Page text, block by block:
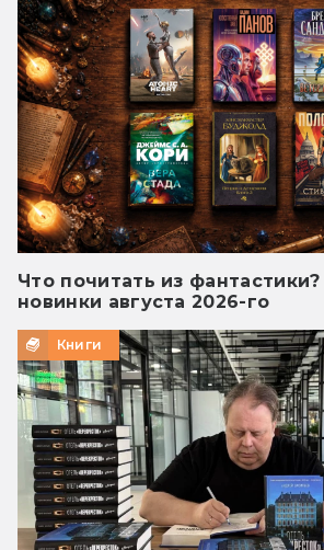
Что почитать из
новинки августа 2026-го
Книги